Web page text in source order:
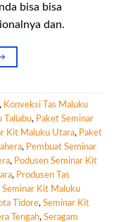
bisa bisa
dan.
, Konveksi Tas Maluku
Taliabu, Paket Seminar
Kit Maluku Utara, Paket
, Pembuat Seminar
, Podusen Seminar Kit
, Produsen Tas
Seminar Kit Maluku
Tidore, Seminar Kit
Tengah, Seragam